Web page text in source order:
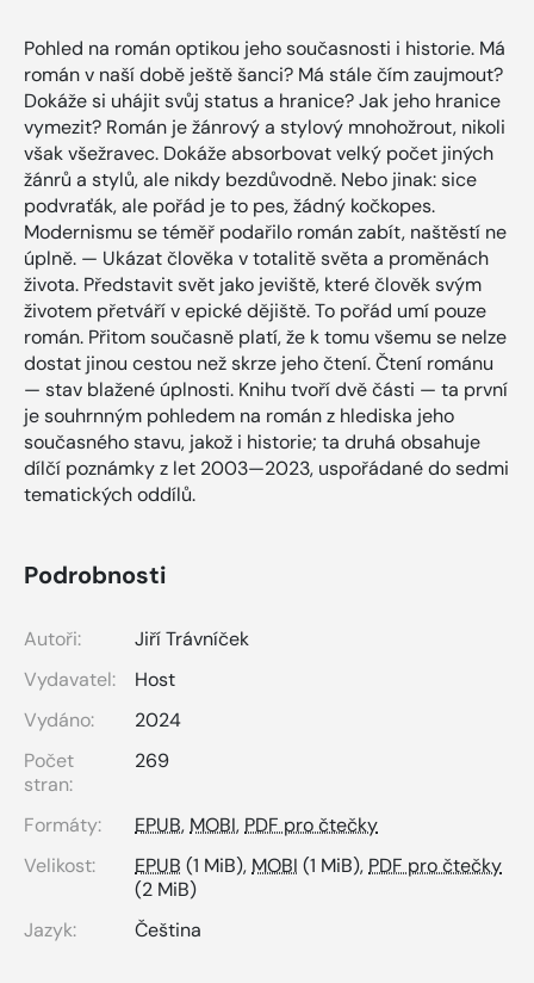
Pohled na román optikou jeho současnosti i historie. Má
román v naší době ještě šanci? Má stále čím zaujmout?
Dokáže si uhájit svůj status a hranice? Jak jeho hranice
vymezit? Román je žánrový a stylový mnohožrout, nikoli
však všežravec. Dokáže absorbovat velký počet jiných
žánrů a stylů, ale nikdy bezdůvodně. Nebo jinak: sice
podvraťák, ale pořád je to pes, žádný kočkopes.
Modernismu se téměř podařilo román zabít, naštěstí ne
úplně. — Ukázat člověka v totalitě světa a proměnách
života. Představit svět jako jeviště, které člověk svým
životem přetváří v epické dějiště. To pořád umí pouze
román. Přitom současně platí, že k tomu všemu se nelze
dostat jinou cestou než skrze jeho čtení. Čtení románu
— stav blažené úplnosti. Knihu tvoří dvě části — ta první
je souhrnným pohledem na román z hlediska jeho
současného stavu, jakož i historie; ta druhá obsahuje
dílčí poznámky z let 2003—2023, uspořádané do sedmi
tematických oddílů.
Podrobnosti
Autoři:
Jiří Trávníček
Vydavatel:
Host
Vydáno:
2024
Počet
stran:
269
Formáty: EPUB, MOBI, PDF pro čtečky
Velikost:
EPUB (1 MiB), MOBI (1 MiB), PDF pro čtečky
(2 MiB)
Jazyk:
Čeština